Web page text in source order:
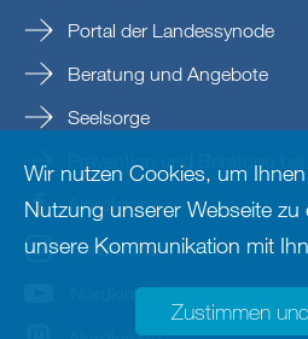
Portal der Landessynode
Beratung und Angebote
Seelsorge
Prävention und Beratung bei
Nordkirche
nordkirche
Nordkirche
Wir nutzen Cookies, um
Nutzung unserer Webseite
unsere Kommunikation mit
Zustimmen